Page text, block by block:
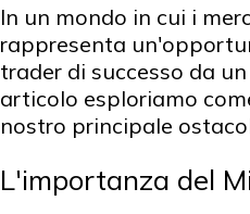
In un mondo in cui i
rappresenta
trader di successo da
articolo esploriamo
nostro principale
L'importanza del